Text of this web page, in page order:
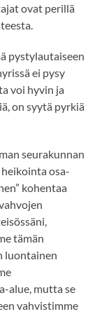
ovat perillä
pystylautaiseen
ei pysy
voi hyvin ja
on syytä pyrkiä
seurakunnan
osa-
kohentaa
tämän
luontainen
alue, mutta se
vahvistimme